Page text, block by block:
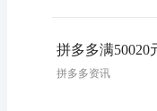
拼多多满50020
拼多多资讯